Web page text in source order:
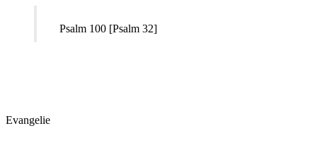
Psalm 100 [Psalm 32]
Evangelie